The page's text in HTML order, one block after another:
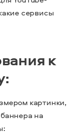
сервисы
к
картинки,
на